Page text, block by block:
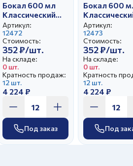
Бокал 600 мл
Классический
Донна Роза
Салатовый
Артикул:
12472
Стоимость:
352 ₽/шт.
На складе:
0 шт.
Кратность продаж:
12 шт.
4 224 ₽
Под заказ
Бокал 600
Донна Роза
Зеленый
Артикул:
12473
Стоимость:
352 ₽/шт.
На складе:
0 шт.
Кратность
12 шт.
4 224 ₽
Под